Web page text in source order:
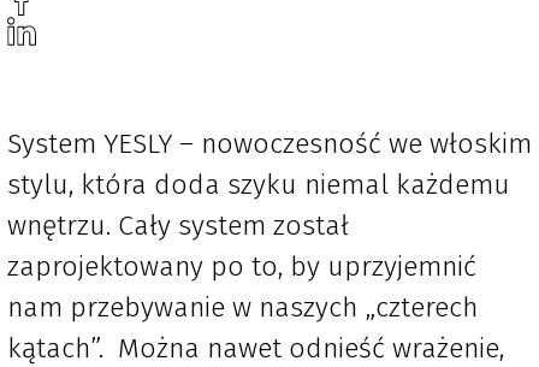
System YESLY – nowoczesność we włoskim
stylu, która doda szyku niemal każdemu
wnętrzu. Cały system został
zaprojektowany po to, by uprzyjemnić
nam przebywanie w naszych „czterech
kątach”. Można nawet odnieść wrażenie,